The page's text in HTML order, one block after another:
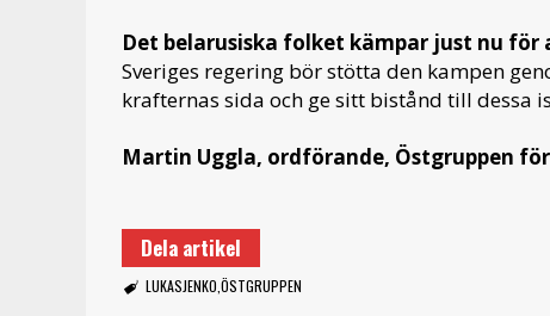
Det belarusiska folket kämpar just nu
Sveriges regering bör stötta den kampen
krafternas sida och ge sitt bistånd till dessa
Martin Uggla, ordförande, Östgruppen
Dela artikel
LUKASJENKO ÖSTGRUPPEN